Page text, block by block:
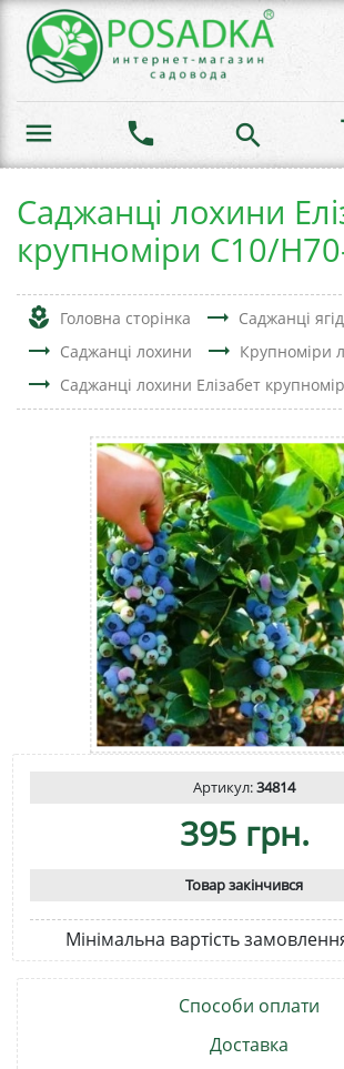
menu phone search
Саджанці лохини
крупноміри C10/
local_florist Головна сторінка trending_flat Саджанці
trending_flat Саджанці лохини trending_flat Крупноміри
trending_flat Саджанці лохини Елізабет
Артикул:34814
395 грн.
Товар закінчився
Мінімальна вартість
Способи оплати
Доставка